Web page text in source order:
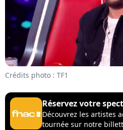
Crédits photo : TF1
Réservez votre
Découvrez les artistes
tournée sur notre